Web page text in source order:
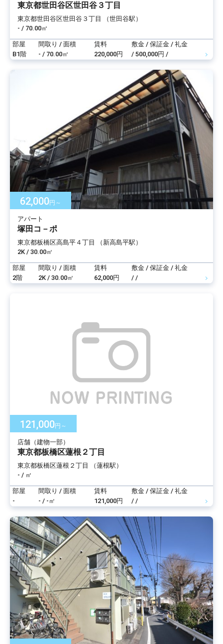
東京都世田谷区世田谷３丁目
東京都世田谷区世田谷３丁目 （世田谷駅）
- / 70.00㎡
部屋 間取り / 面積 賃料
敷金 / 保証金 / 礼金
B1階
- / 70.00㎡ 220,000円 / 500,000円 /
62,000円～
アパート
塚田コ－ポ
東京都板橋区高島平４丁目 （新高島平駅）
2K / 30.00㎡
部屋 間取り / 面積 賃料
敷金 / 保証金 / 礼金
2階
2K / 30.00㎡ 62,000円 / /
121,000円～
店舗（建物一部）
東京都板橋区蓮根２丁目
東京都板橋区蓮根２丁目 （蓮根駅）
- / ㎡
部屋 間取り / 面積 賃料
敷金 / 保証金 / 礼金
-
- / -㎡ 121,000円 / /